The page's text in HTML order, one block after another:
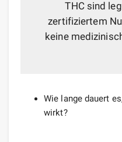
THC sind
zertifiziertem
keine
Wie lange dauert
wirkt?